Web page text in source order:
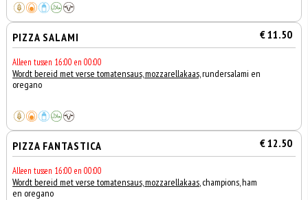
PIZZA SALAMI € 11.50
Alleen tussen 16:00 en 00:00
Wordt bereid met verse tomatensaus, mozzarellakaas,rundersalami en
oregano
PIZZA FANTASTICA € 12.50
Alleen tussen 16:00 en 00:00
Wordt bereid met verse tomatensaus, mozzarellakaas, champions, ham
en oregano